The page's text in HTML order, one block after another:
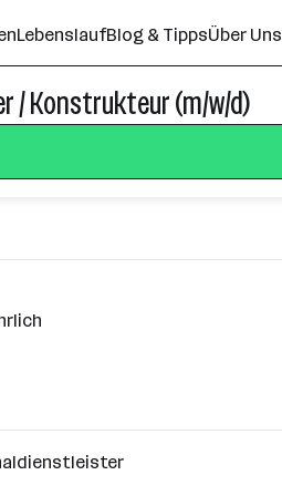
LebenslaufBlog & TippsÜber Uns
/ Konstrukteur (m/w/d)